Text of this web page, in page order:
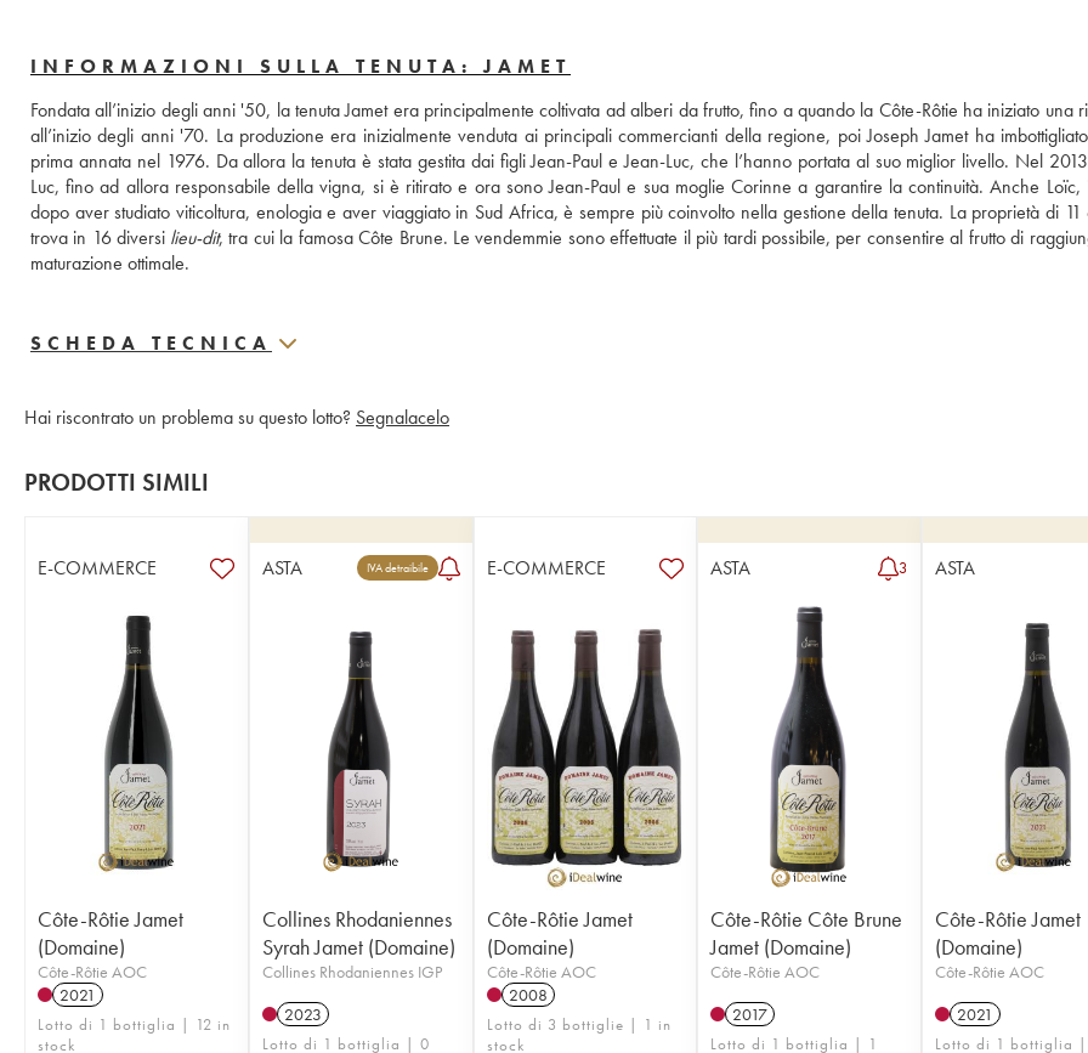
INFORMAZIONI SULLA TENUTA: JAMET
Fondata all’inizio degli anni '50, la tenuta Jamet era principalmente coltivata ad alberi da frutto, fino a quando la Côte-Rôtie ha iniziato una
all’inizio degli anni '70. La produzione era inizialmente venduta ai principali commercianti della regione, poi Joseph Jamet ha
prima annata nel 1976. Da allora la tenuta è stata gestita dai figli Jean-Paul e Jean-Luc, che l’hanno portata al suo miglior livello. Nel
Luc, fino ad allora responsabile della vigna, si è ritirato e ora sono Jean-Paul e sua moglie Corinne a garantire la continuità. Anche Loïc,
dopo aver studiato viticoltura, enologia e aver viaggiato in Sud Africa, è sempre più coinvolto nella gestione della tenuta. La proprietà di 11
trova in 16 diversi lieu-dit, tra cui la famosa Côte Brune. Le vendemmie sono effettuate il più tardi possibile, per consentire al frutto di
maturazione ottimale.
SCHEDA TECNICA
Hai riscontrato un problema su questo lotto? Segnalacelo
PRODOTTI SIMILI
E-COMMERCE
Côte-Rôtie Jamet
(Domaine)
Côte-Rôtie AOC
2021
Lotto di 1 bottiglia | 12 in
stock
ASTA IVA detraibile
Collines Rhodaniennes
Syrah Jamet (Domaine)
Collines Rhodaniennes IGP
2023
Lotto di 1 bottiglia | 0
E-COMMERCE
Côte-Rôtie Jamet
(Domaine)
Côte-Rôtie AOC
2008
Lotto di 3 bottiglie | 1 in
stock
ASTA 3
Côte-Rôtie Côte Brune
Jamet (Domaine)
Côte-Rôtie AOC
2017
Lotto di 1 bottiglia | 1
ASTA
Côte-Rôtie Jamet
(Domaine)
Côte-Rôtie AOC
2021
Lotto di 1 bottiglia